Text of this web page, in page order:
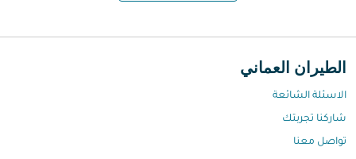
الطيران العماني
الاسئلة الشائعة
شاركنا تجربتك
تواصل معنا